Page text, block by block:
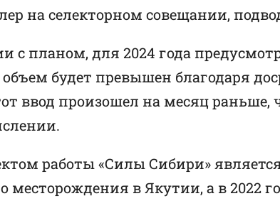
на селекторном совещании,
с планом, для 2024 года
будет превышен благодаря
ввод произошел на месяц раньше,
работы «Силы Сибири»
месторождения в Якутии, а в 2022